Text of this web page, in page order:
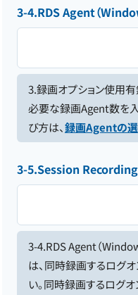
3-4.RDS Agent（
3.録画オプション使用有
必要な録画Agent数を
び方は、録画Agentの
3-5.Session
3-4.RDS Agent（
は、同時録画するログオ
い。同時録画するログ